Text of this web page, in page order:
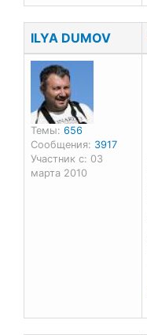
ILYA DUMOV
Темы: 656
Сообщения: 3917
Участник с: 03
марта 2010